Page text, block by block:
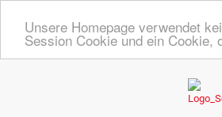
Unsere Homepage verwendet
Session Cookie und ein